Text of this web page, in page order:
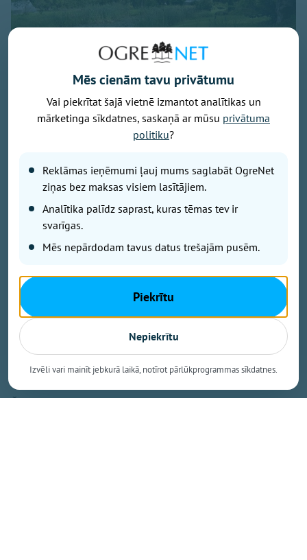
vietā starp Latvijas zaļākajiem pagastiem - šeit
bioloģiski tiek apsaimniekoti 73,4 % no visas
lauksaimniecībā izmantojamās zemes. Tas ir vairāk
nekā trīsarpus reizes virs valsts vidējā rādītāja un
vienīgais Ogres novada pagasts, kas iekļuvis
prestižajā BIO TOP 10 sarakstā pēc bioloģiski
īpatsvara. Šāds sasniegums apliecina, ka Mazozolu
pusē bioloģiskā saimniekošana kļuvusi par
dominējošo lauksaimniecības praksi – gandrīz trīs
ceturtdaļās lauku netiek izmantoti minerālmēsli un
sintētiskie pesticīdi, kas nāk par labu gan videi, gan
Šie dati izriet no Latvijas Bioloģiskās
Mēs cienām tavu privātumu
Vai piekrītat šajā vietnē izmantot analītikas un
mārketinga sīkdatnes, saskaņā ar mūsu privātuma
politiku?
Reklāmas ieņēmumi ļauj mums saglabāt OgreNet
ziņas bez maksas visiem lasītājiem.
Analītika palīdz saprast, kuras tēmas tev ir
svarīgas.
Mēs nepārdodam tavus datus trešajām pusēm.
Piekrītu
Nepiekrītu
Izvēli vari mainīt jebkurā laikā, notīrot pārlūkprogrammas sīkdatnes.